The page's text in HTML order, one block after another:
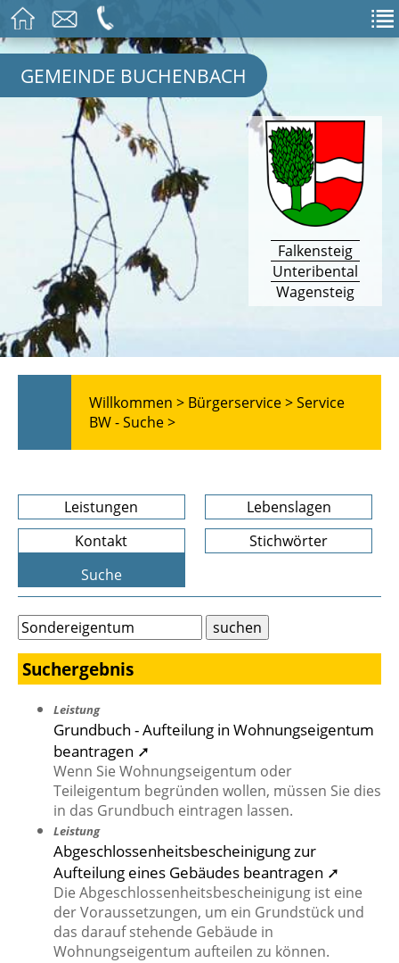
GEMEINDE BUCHENBACH
Falkensteig
Unteribental
Wagensteig
Willkommen > Bürgerservice >Service
BW - Suche >
Leistungen
Lebenslagen
Kontakt
Stichwörter
Suche
Suchergebnis
Leistung
Grundbuch - Aufteilung in Wohnungseigentum
beantragen ➚
Wenn Sie Wohnungseigentum oder
Teileigentum begründen wollen, müssen Sie dies
in das Grundbuch eintragen lassen.
Leistung
Abgeschlossenheitsbescheinigung zur
Aufteilung eines Gebäudes beantragen ➚
Die Abgeschlossenheitsbescheinigung ist eine
der Voraussetzungen, um ein Grundstück und
das darauf stehende Gebäude in
Wohnungseigentum aufteilen zu können.